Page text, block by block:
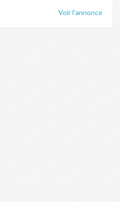
Voir l'annonce